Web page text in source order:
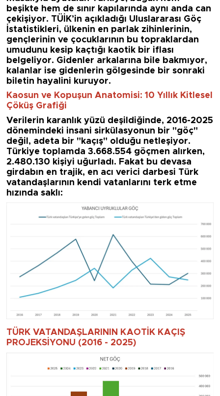
beşikte hem de sınır kapılarında aynı anda can
çekişiyor. TÜİK’in açıkladığı Uluslararası Göç
İstatistikleri, ülkenin en parlak zihinlerinin,
gençlerinin ve çocuklarının bu topraklardan
umudunu kesip kaçtığı kaotik bir iflası
belgeliyor. Gidenler arkalarına bile bakmıyor,
kalanlar ise gidenlerin gölgesinde bir sonraki
biletin hayalini kuruyor.
Kaosun ve Kopuşun Anatomisi: 10 Yıllık Kitlesel
Çöküş Grafiği
Verilerin karanlık yüzü deşildiğinde, 2016-2025
dönemindeki insani sirkülasyonun bir "göç"
değil, adeta bir "kaçış" olduğu netleşiyor.
Türkiye toplamda 3.668.554 göçmen alırken,
2.480.130 kişiyi uğurladı. Fakat bu devasa
girdabın en trajik, en acı verici darbesi Türk
vatandaşlarının kendi vatanlarını terk etme
hızında saklı:
TÜRK VATANDAŞLARININ KAOTİK KAÇIŞ
PROJEKSİYONU (2016 - 2025)